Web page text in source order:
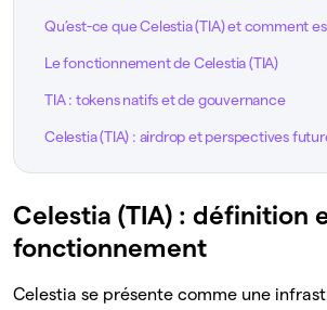
Qu’est-ce que Celestia (TIA) et comment
Le fonctionnement de Celestia (TIA)
TIA : tokens natifs et de gouvernance
Celestia (TIA) : airdrop et perspectives
Celestia (TIA) : définition
fonctionnement
Celestia se présente comme une